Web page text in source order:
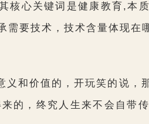
核心关键词是健康教育,本
要技术，技术含量体现在
和价值的，开玩笑的说，
的，终究人生来不会自带